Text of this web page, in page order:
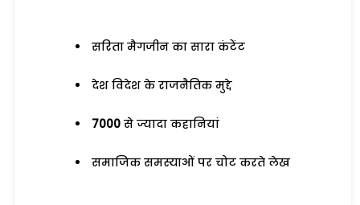
सरिता मैगजीन का सारा कंटेंट
देश विदेश के राजनैतिक मुद्दे
7000 से ज्यादा कहानियां
समाजिक समस्याओं पर चोट करते लेख